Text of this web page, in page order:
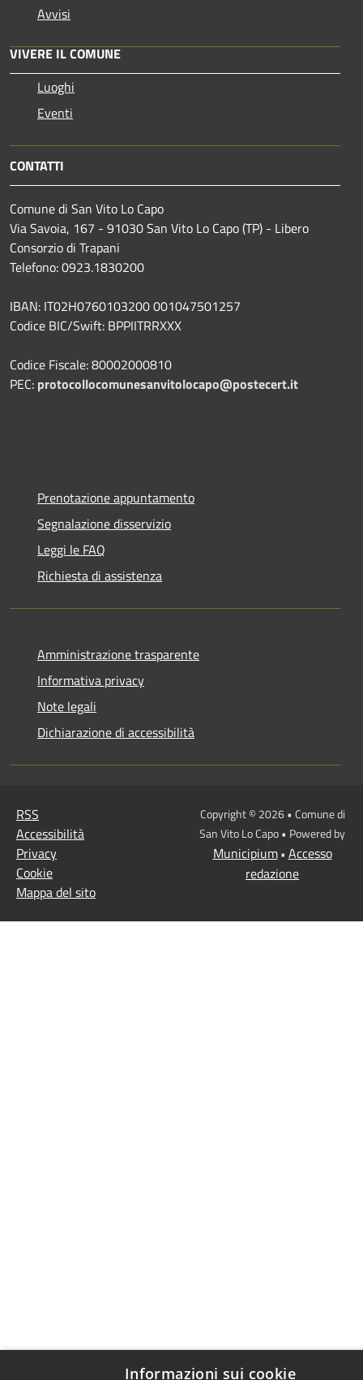
Avvisi
VIVERE IL COMUNE
Luoghi
Eventi
CONTATTI
Comune di San Vito Lo Capo
Via Savoia, 167 - 91030 San Vito Lo Capo (TP) - Libero
Consorzio di Trapani
Telefono: 0923.1830200
IBAN: IT02H0760103200 001047501257
Codice BIC/Swift: BPPIITRRXXX
Codice Fiscale: 80002000810
PEC: protocollocomunesanvitolocapo@postecert.it
Prenotazione appuntamento
Segnalazione disservizio
Leggi le FAQ
Richiesta di assistenza
Amministrazione trasparente
Informativa privacy
Note legali
Dichiarazione di accessibilità
RSS
Accessibilità
Privacy
Cookie
Mappa del sito
Copyright © 2026 • Comune di
San Vito Lo Capo • Powered by
Municipium• Accesso
redazione
Informazioni sui cookie